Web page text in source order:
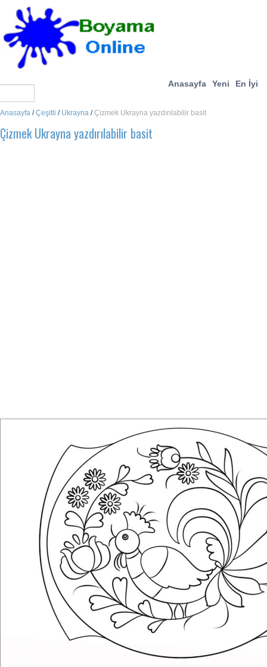
Anasayfa Yeni En İyi
Anasayfa /Çeşitli / Ukrayna /Çizmek Ukrayna yazdırılabilir basit
Çizmek Ukrayna yazdırılabilir basit